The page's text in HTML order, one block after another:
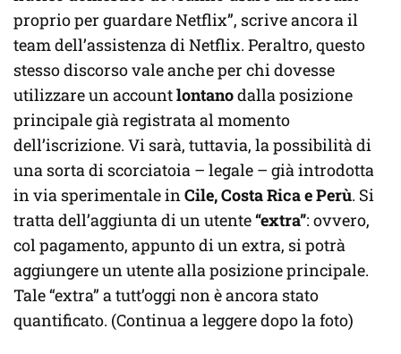
proprio per guardare Netflix”, scrive ancora il
team dell’assistenza di Netflix. Peraltro, questo
stesso discorso vale anche per chi dovesse
utilizzare un accountlontanodalla posizione
principale già registrata al momento
dell’iscrizione. Vi sarà, tuttavia, la possibilità di
una sorta di scorciatoia – legale – già introdotta
in via sperimentale inCile, Costa Rica e Perù. Si
tratta dell’aggiunta di un utente“extra”: ovvero,
col pagamento, appunto di un extra, si potrà
aggiungere un utente alla posizione principale.
Tale “extra” a tutt’oggi non è ancora stato
quantificato. (Continua a leggere dopo la foto)